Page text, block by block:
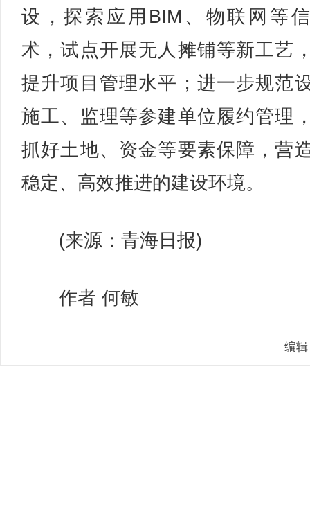
设，探索应用BIM、物联网等
术，试点开展无人摊铺等新工艺
提升项目管理水平；进一步规范
施工、监理等参建单位履约管理
抓好土地、资金等要素保障，营
稳定、高效推进的建设环境。
(来源：青海日报)
作者 何敏
编